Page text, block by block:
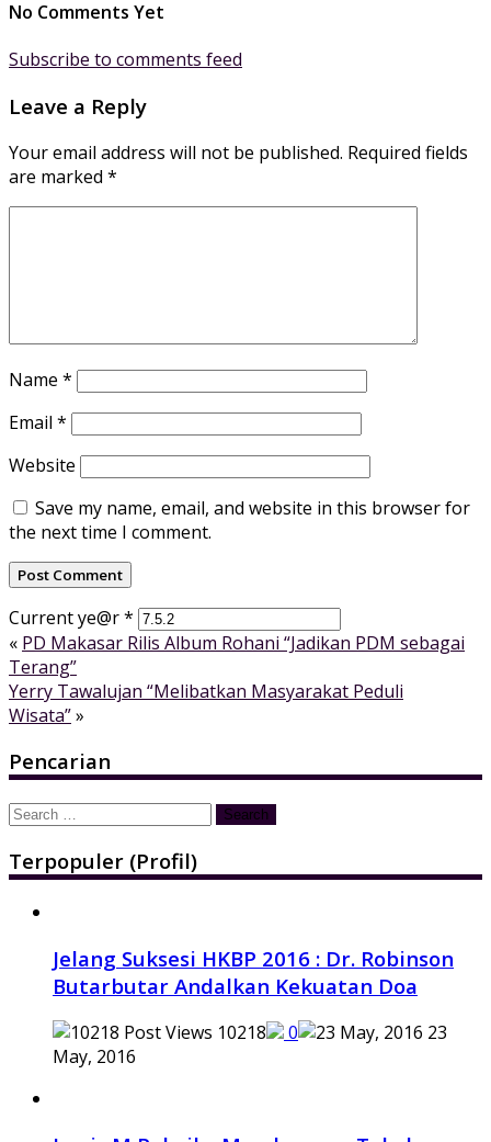
No Comments Yet
Subscribe to comments feed
Leave a Reply
Your email address will not be published. Required fields
are marked *
Name *
Email *
Website
Save my name, email, and website in this browser for
the next time I comment.
Current ye@r*
« PD Makasar Rilis Album Rohani “Jadikan PDM sebagai
Terang”
Yerry Tawalujan “Melibatkan Masyarakat Peduli
Wisata”»
Pencarian
Search
Terpopuler (Profil)
Jelang Suksesi HKBP 2016 : Dr. Robinson
Butarbutar Andalkan Kekuatan Doa
10218 0
23
May, 2016